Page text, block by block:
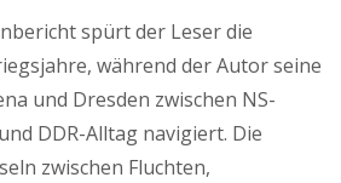
spürt der Leser die
während der Autor seine
und Dresden zwischen NS-
DDR-Alltag navigiert. Die
zwischen Fluchten,